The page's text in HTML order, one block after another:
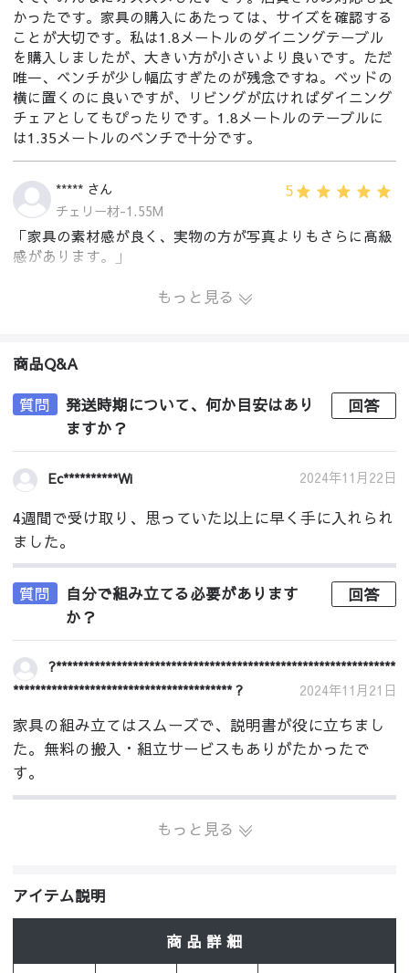
かったです。家具の購入にあたっては、サイズを確認する
ことが大切です。私は1.8メートルのダイニングテーブル
を購入しましたが、大きい方が小さいより良いです。ただ
唯一、ベンチが少し幅広すぎたのが残念ですね。ベッドの
横に置くのに良いですが、リビングが広ければダイニング
チェアとしてもぴったりです。1.8メートルのテーブルに
は1.35メートルのベンチで十分です。
***** さん 5
チェリー材-1.55M
「家具の素材感が良く、実物の方が写真よりもさらに高級
感があります。」
もっと見る
商品Q&A
質問
発送時期について、何か目安はあり
ますか？
回答
Ec**********Wi 2024年11月22日
4週間で受け取り、思っていた以上に早く手に入れられ
ました。
質問
自分で組み立てる必要があります
か？
回答
?**************************************************************
**************************************** ?
2024年11月21日
家具の組み立てはスムーズで、説明書が役に立ちまし
た。無料の搬入・組立サービスもありがたかったで
す。
もっと見る
アイテム説明
商 品 詳 細